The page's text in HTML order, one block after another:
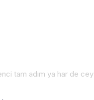
tam adım ya har de cey